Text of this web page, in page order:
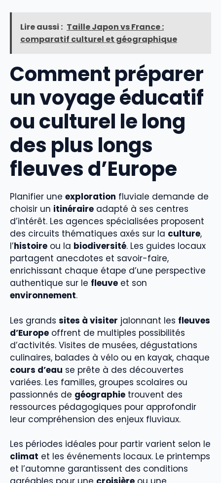
Lire aussi : Taille Japon vs France :
comparatif culturel et géographique
Comment préparer
un voyage éducatif
ou culturel le long
des plus longs
fleuves d’Europe
Planifier une exploration fluviale demande de
choisir un itinéraire adapté à ses centres
d’intérêt. Les agences spécialisées proposent
des circuits thématiques axés sur la culture,
l’histoire ou la biodiversité. Les guides locaux
partagent anecdotes et savoir-faire,
enrichissant chaque étape d’une perspective
authentique sur le fleuve et son
environnement.
Les grands sites à visiter jalonnant les fleuves
d’Europe offrent de multiples possibilités
d’activités. Visites de musées, dégustations
culinaires, balades à vélo ou en kayak, chaque
cours d’eau se prête à des découvertes
variées. Les familles, groupes scolaires ou
passionnés de géographie trouvent des
ressources pédagogiques pour approfondir
leur compréhension des enjeux fluviaux.
Les périodes idéales pour partir varient selon le
climat et les événements locaux. Le printemps
et l’automne garantissent des conditions